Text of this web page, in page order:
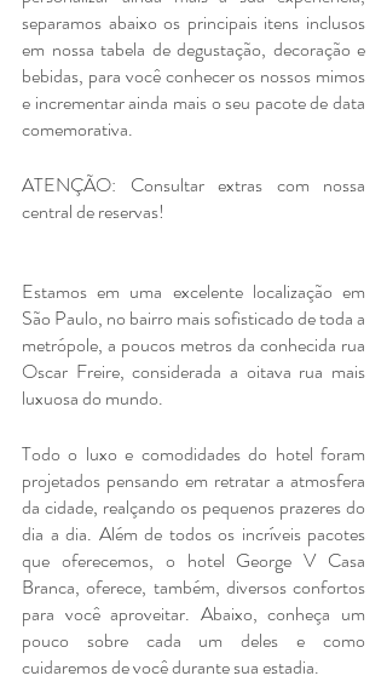
separamos abaixo os principais itens inclusos
em nossa tabela de degustação, decoração e
bebidas, para você conhecer os nossos mimos
e incrementar ainda mais o seu pacote de data
comemorativa.
ATENÇÃO: Consultar extras com nossa
central de reservas!
Estamos em uma excelente localização em
São Paulo, no bairro mais sofisticado de toda a
metrópole, a poucos metros da conhecida rua
Oscar Freire, considerada a oitava rua mais
luxuosa do mundo.
Todo o luxo e comodidades do hotel foram
projetados pensando em retratar a atmosfera
da cidade, realçando os pequenos prazeres do
dia a dia. Além de todos os incríveis pacotes
que oferecemos, o hotel George V Casa
Branca, oferece, também, diversos confortos
para você aproveitar. Abaixo, conheça um
pouco sobre cada um deles e como
cuidaremos de você durante sua estadia.